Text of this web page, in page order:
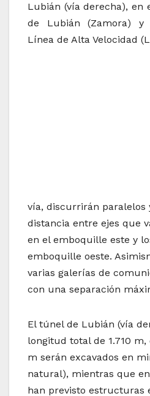
Lubián (vía derecha),
de Lubián (Zamora) y
Línea de Alta Velocidad
vía, discurrirán paralelos
distancia entre ejes que
en el emboquille este y
emboquille oeste.
varias galerías de
con una separación
El túnel de Lubián (vía
longitud total de 1.710 m,
m serán excavados en
natural), mientras que
han previsto estructuras